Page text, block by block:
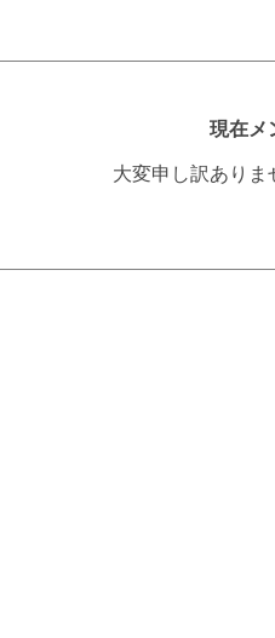
現在メ
大変申し訳あり